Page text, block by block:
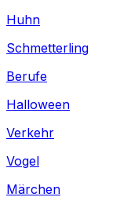
Huhn
Schmetterling
Berufe
Halloween
Verkehr
Vogel
Märchen